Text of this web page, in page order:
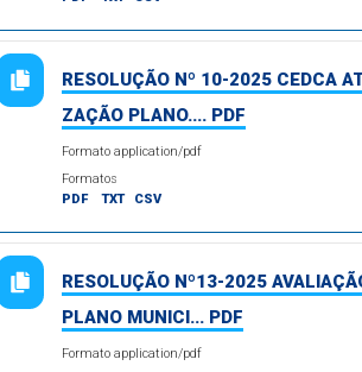
RESOLUÇÃO Nº 10-2025 CEDCA
ZAÇÃO PLANO.... PDF
Formato application/pdf
Formatos
PDF
TXT CSV
RESOLUÇÃO Nº13-2025
PLANO MUNICI... PDF
Formato application/pdf